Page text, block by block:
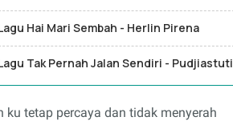
Hai Mari Sembah - Herlin Pirena
Tak Pernah Jalan Sendiri - Pudjiastuti
ku tetap percaya dan tidak menyerah